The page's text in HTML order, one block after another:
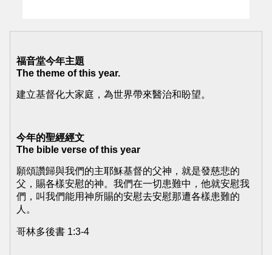
福音堂今年主題
The theme of this year.
建立基督化大家庭，為世界帶來醫治和盼望。
今年的聖經經文
The bible verse of this year
願頌讚歸與我們的主耶穌基督的父神，就是發慈悲的
父，賜各樣安慰的神。我們在一切患難中，他就安慰我
們，叫我們能用神所賜的安慰去安慰那遭各樣患難的
人。
哥林多後書 1:3-4